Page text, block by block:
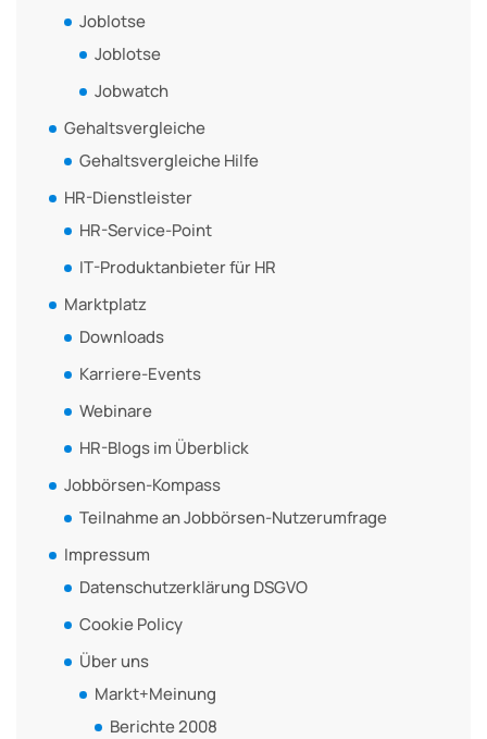
Joblotse
Joblotse
Jobwatch
Gehaltsvergleiche
Gehaltsvergleiche Hilfe
HR-Dienstleister
HR-Service-Point
IT-Produktanbieter für HR
Marktplatz
Downloads
Karriere-Events
Webinare
HR-Blogs im Überblick
Jobbörsen-Kompass
Teilnahme an Jobbörsen-Nutzerumfrage
Impressum
Datenschutzerklärung DSGVO
Cookie Policy
Über uns
Markt+Meinung
Berichte 2008